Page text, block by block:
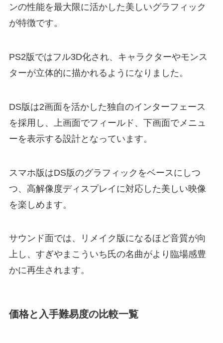
ンの性能を最大限に活かした美しいグラフィック
が特徴です。
PS2版ではフル3D化され、キャラクターやモンス
ターが立体的に描かれるようになりました。
DS版は2画面を活かした独自のインターフェース
を採用し、上画面でフィールド、下画面でメニュ
ーを表示する設計となっています。
スマホ版はDS版のグラフィックをベースにしつ
つ、高解像度ディスプレイに対応した美しい映像
を楽しめます。
サウンド面では、リメイク版になるほど音質が向
上し、すぎやまこういち氏の名曲がより臨場感豊
かに再生されます。
価格と入手難易度の比較一覧